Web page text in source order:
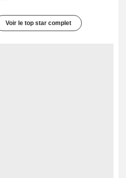
Voir le top star complet